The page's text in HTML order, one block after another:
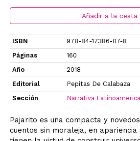
Añadir a la cesta
ISBN
978-84-17386-07-8
Páginas
160
Año
2018
Editorial
Pepitas De Calabaza
Sección
Narrativa
Pajarito es una compacta y
cuentos sin moraleja, en apariencia